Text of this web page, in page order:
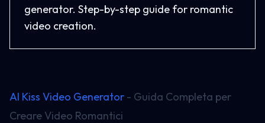
generator. Step-by-step guide for romantic
video creation.
AI Kiss Video Generator - Guida Completa per
Creare Video Romantici